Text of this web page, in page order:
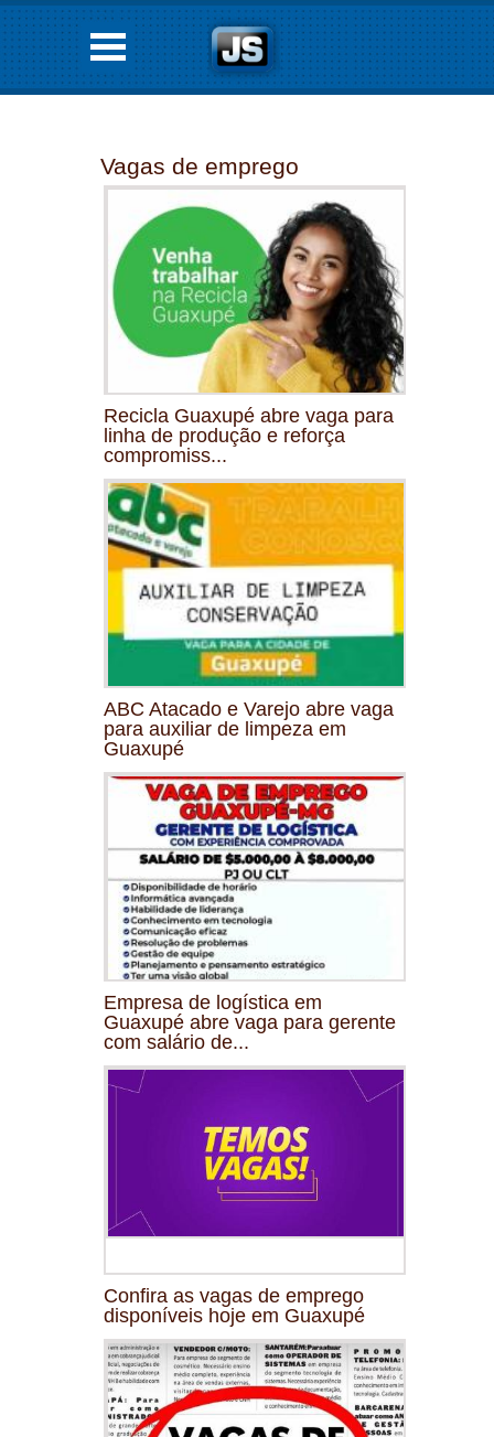
Vagas de emprego
Recicla Guaxupé abre vaga para
linha de produção e reforça
compromiss...
ABC Atacado e Varejo abre vaga
para auxiliar de limpeza em
Guaxupé
Empresa de logística em
Guaxupé abre vaga para gerente
com salário de...
Confira as vagas de emprego
disponíveis hoje em Guaxupé